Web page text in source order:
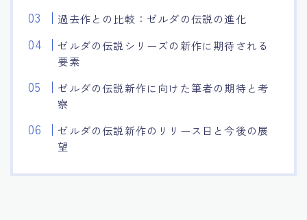
過去作との比較：ゼルダの伝説の進化
ゼルダの伝説シリーズの新作に期待される
要素
ゼルダの伝説新作に向けた筆者の期待と考
察
ゼルダの伝説新作のリリース日と今後の展
望